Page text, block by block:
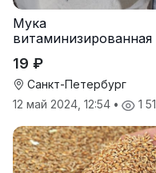
Мука
витаминизированная
19 ₽
Санкт-Петербург
12 май 2024, 12:54 • 1